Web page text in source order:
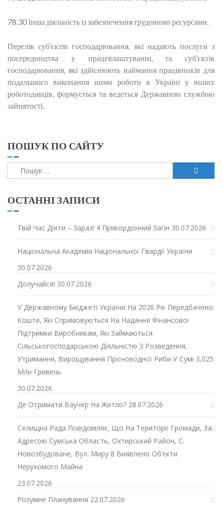
78.30 Інша діяльність із забезпечення трудовими ресурсами.
Перелік суб’єктів господарювання, які надають послуги з
посередництва у працевлаштуванні, та суб’єктів
господарювання, які здійснюють наймання працівників для
подальшого виконання ними роботи в Україні у інших
роботодавців, формується та ведеться Державною службою
зайнятості.
ПОШУК ПО САЙТУ
Пошук:
ОСТАННІ ЗАПИСИ
Твій Час Діяти – Зараз! 4 Прикордонний Загін 30.07.2026
Національна Академія Національної Гвардії України
30.07.2026
Долучайся! 30.07.2026
У Державному Бюджеті України На 2026 Рік Передбачено
Кошти, Які Спрямовуються На Надання Фінансової
Підтримки Виробникам, Які Займаються
Сільськогосподарською Діяльністю З Розведення,
Утримання, Вирощування Прісноводної Риби У Сумі 3,025
Млн Гривень
30.07.2026
Де Отримати Ваучер На Житло? 28.07.2026
Селищна Рада Повідомляє, Що На Території Громади, За
Адресою Сумська Область, Охтирський Район, С.
Новозбудоване, Вул. Миру 8 Виявлено Об’єкти
Нерухомого Майна
23.07.2026
Розумне Планування 22.07.2026